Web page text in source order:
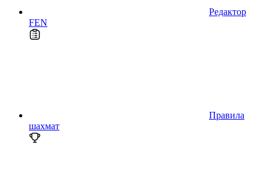
Редактор
FEN
Правила
шахмат